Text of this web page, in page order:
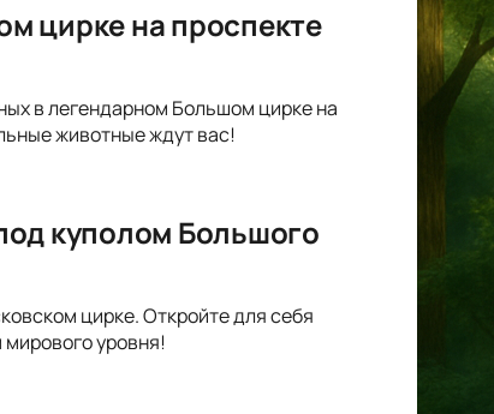
цирке на проспекте
в легендарном Большом цирке на
животные ждут вас!
куполом Большого
цирке. Откройте для себя
уровня!